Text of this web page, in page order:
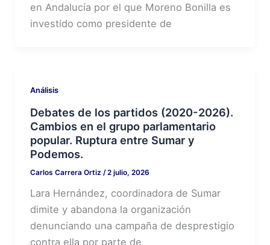
en Andalucía por el que Moreno Bonilla es
investido como presidente de
Análisis
Debates de los partidos (2020-2026).
Cambios en el grupo parlamentario
popular. Ruptura entre Sumar y
Podemos.
Carlos Carrera Ortiz /2 julio, 2026
Lara Hernández, coordinadora de Sumar
dimite y abandona la organización
denunciando una campaña de desprestigio
contra ella por parte de